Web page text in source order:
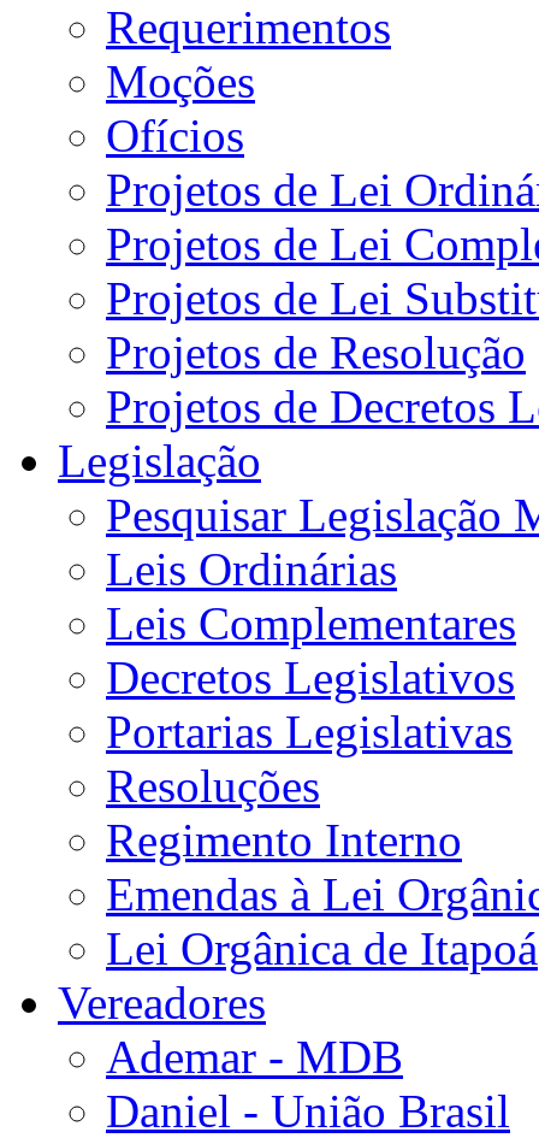
Requerimentos
Moções
Ofícios
Projetos de Lei
Projetos de Lei
Projetos de Lei
Projetos de Resolução
Projetos de Decretos
Legislação
Pesquisar Legislação
Leis Ordinárias
Leis Complementares
Decretos Legislativos
Portarias Legislativas
Resoluções
Regimento Interno
Emendas à Lei
Lei Orgânica de Itapoá
Vereadores
Ademar - MDB
Daniel - União Brasil